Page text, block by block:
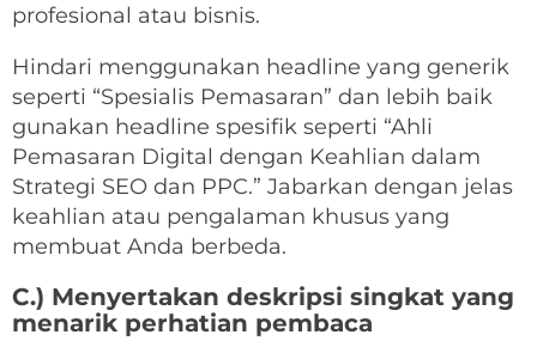
profesional atau bisnis.
Hindari menggunakan headline yang generik
seperti “Spesialis Pemasaran” dan lebih baik
gunakan headline spesifik seperti “Ahli
Pemasaran Digital dengan Keahlian dalam
Strategi SEO dan PPC.” Jabarkan dengan jelas
keahlian atau pengalaman khusus yang
membuat Anda berbeda.
C.) Menyertakan deskripsi singkat yang
menarik perhatian pembaca